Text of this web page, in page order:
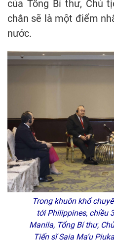
của Tổng Bí thư, Chủ
chắn sẽ là một điểm
nước.
Trong khuôn khổ
tới Philippines, chiều
Manila, Tổng Bí thư,
Tiến sĩ Saia Ma’u